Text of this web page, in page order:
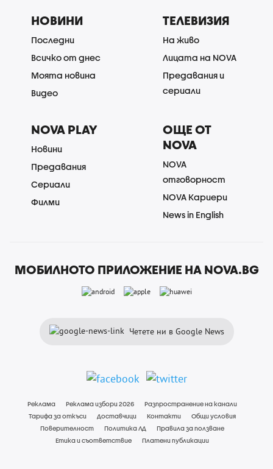
НОВИНИ
Последни
Всичко от днес
Моята новина
Видео
ТЕЛЕВИЗИЯ
На живо
Лицата на NOVA
Предавания и
сериали
NOVA PLAY
Новини
Предавания
Сериали
Филми
ОЩЕ ОТ
NOVA
NOVA
отговорност
NOVA Кариери
News in English
МОБИЛНОТО ПРИЛОЖЕНИЕ НА NOVA.BG
Четете ни в Google News
Реклама Реклама избори 2026
Разпространение на канали
Тарифа за откъси
Доставчици Контакти
Общи условия
Поверителност
Политика ЛД
Правила за ползване
Етика и съответствие
Платени публикации